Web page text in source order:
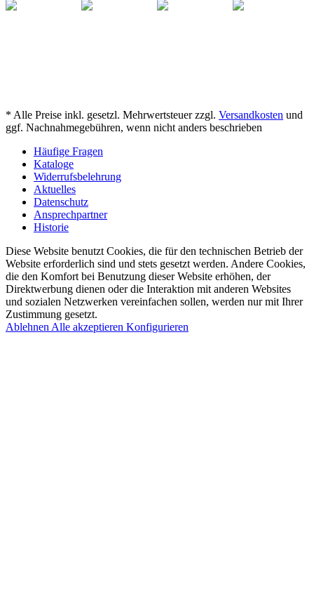
* Alle Preise inkl. gesetzl. Mehrwertsteuer zzgl. Versandkosten und
ggf. Nachnahmegebühren, wenn nicht anders beschrieben
Häufige Fragen
Kataloge
Widerrufsbelehrung
Aktuelles
Datenschutz
Ansprechpartner
Historie
Diese Website benutzt Cookies, die für den technischen Betrieb der
Website erforderlich sind und stets gesetzt werden. Andere Cookies,
die den Komfort bei Benutzung dieser Website erhöhen, der
Direktwerbung dienen oder die Interaktion mit anderen Websites
und sozialen Netzwerken vereinfachen sollen, werden nur mit Ihrer
Zustimmung gesetzt.
Ablehnen Alle akzeptieren Konfigurieren